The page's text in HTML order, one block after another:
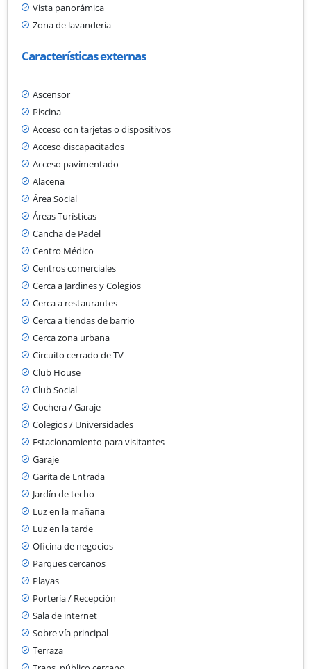
Vista panorámica
Zona de lavandería
Características externas
Ascensor
Piscina
Acceso con tarjetas o dispositivos
Acceso discapacitados
Acceso pavimentado
Alacena
Área Social
Áreas Turísticas
Cancha de Padel
Centro Médico
Centros comerciales
Cerca a Jardines y Colegios
Cerca a restaurantes
Cerca a tiendas de barrio
Cerca zona urbana
Circuito cerrado de TV
Club House
Club Social
Cochera / Garaje
Colegios / Universidades
Estacionamiento para visitantes
Garaje
Garita de Entrada
Jardín de techo
Luz en la mañana
Luz en la tarde
Oficina de negocios
Parques cercanos
Playas
Portería / Recepción
Sala de internet
Sobre vía principal
Terraza